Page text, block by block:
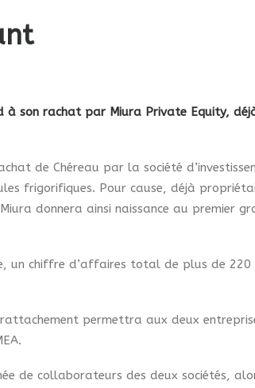
à son rachat par Miura Private Equity,
de Chéreau par la société
frigorifiques. Pour cause, déjà
donnera ainsi naissance au premier
un chiffre d’affaires total de plus de 220
rattachement permettra aux deux
de collaborateurs des deux sociétés,